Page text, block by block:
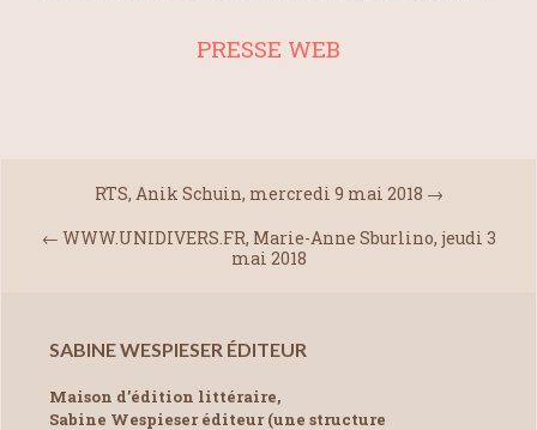
PRESSE WEB
RTS, Anik Schuin, mercredi 9 mai 2018 →
← WWW.UNIDIVERS.FR, Marie-Anne Sburlino, jeudi 3
mai 2018
SABINE WESPIESER ÉDITEUR
Maison d’édition littéraire,
Sabine Wespieser éditeur (une structure